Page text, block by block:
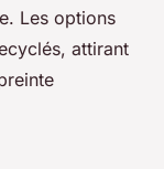
Les options
attirant